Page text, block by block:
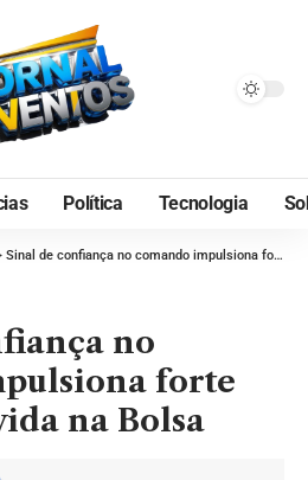
Política Tecnologia
Sinal de confiança no comando impulsiona forte alta da Hapvida na Bolsa
no
forte
na Bolsa